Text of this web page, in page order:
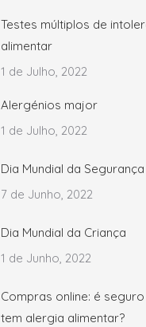
Testes múltiplos de
alimentar
1 de Julho, 2022
Alergénios major
1 de Julho, 2022
Dia Mundial da
7 de Junho, 2022
Dia Mundial da Criança
1 de Junho, 2022
Compras online: é
tem alergia alimentar?